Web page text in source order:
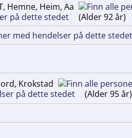
Hemne, Heim, Aa
(Alder 92 år)
Krokstad
(Alder 95 år)